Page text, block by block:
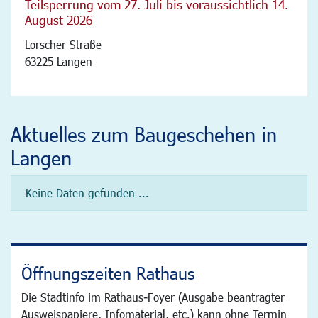
Teilsperrung vom 27. Juli bis voraussichtlich 14.
August 2026
Lorscher Straße
63225 Langen
Aktuelles zum Baugeschehen in
Langen
Keine Daten gefunden ...
Öffnungszeiten Rathaus
Die Stadtinfo im Rathaus-Foyer (Ausgabe beantragter
Ausweispapiere, Infomaterial, etc.) kann ohne Termin